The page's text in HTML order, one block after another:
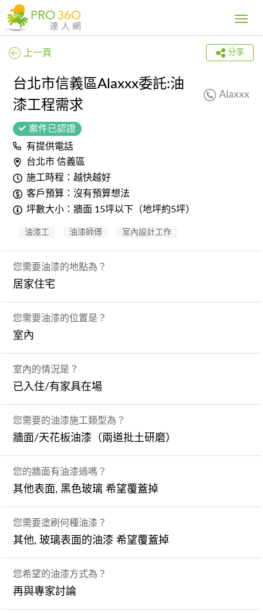
Toggle
上一頁 分享
台北市信義區Alaxxx委託:油
漆工程需求
Alaxxx
案件已認證
有提供電話
台北市 信義區
施工時程：越快越好
客戶預算：沒有預算想法
坪數大小：牆面 15坪以下（地坪約5坪）
油漆工 油漆師傅 室內設計工作
您需要油漆的地點為？
居家住宅
您需要油漆的位置是？
室內
室內的情況是？
已入住/有家具在場
您需要的油漆施工類型為？
牆面/天花板油漆（兩道批土研磨）
您的牆面有油漆過嗎？
其他表面, 黑色玻璃 希望覆蓋掉
您需要塗刷何種油漆？
其他, 玻璃表面的油漆 希望覆蓋掉
您希望的油漆方式為？
再與專家討論